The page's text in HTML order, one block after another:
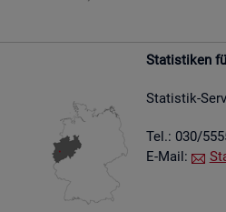
Sta­tis­ti­ken
Sta­tis­tik-
Tel.: 030/
E-Mail: